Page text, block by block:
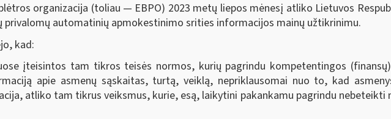
organizacija (toliau — EBPO) 2023 metų liepos mėnesį atliko Lietuvos
automatinių apmokestinimo srities informacijos mainų užtikrinimu.
kad:
įteisintos tam tikros teisės normos, kurių pagrindu kompetentingos
apie asmenų sąskaitas, turtą, veiklą, nepriklausomai nuo to, kad
atliko tam tikrus veiksmus, kurie, esą, laikytini pakankamu pagrindu nebeteikti